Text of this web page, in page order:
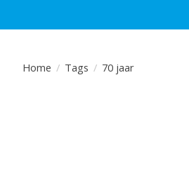
Home / Tags / 70 jaar